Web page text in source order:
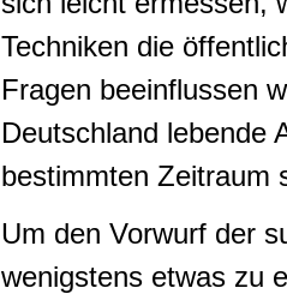
Techniken die
Fragen beeinflussen
Deutschland lebende
bestimmten Zeitraum
Um den Vorwurf der
wenigstens etwas zu